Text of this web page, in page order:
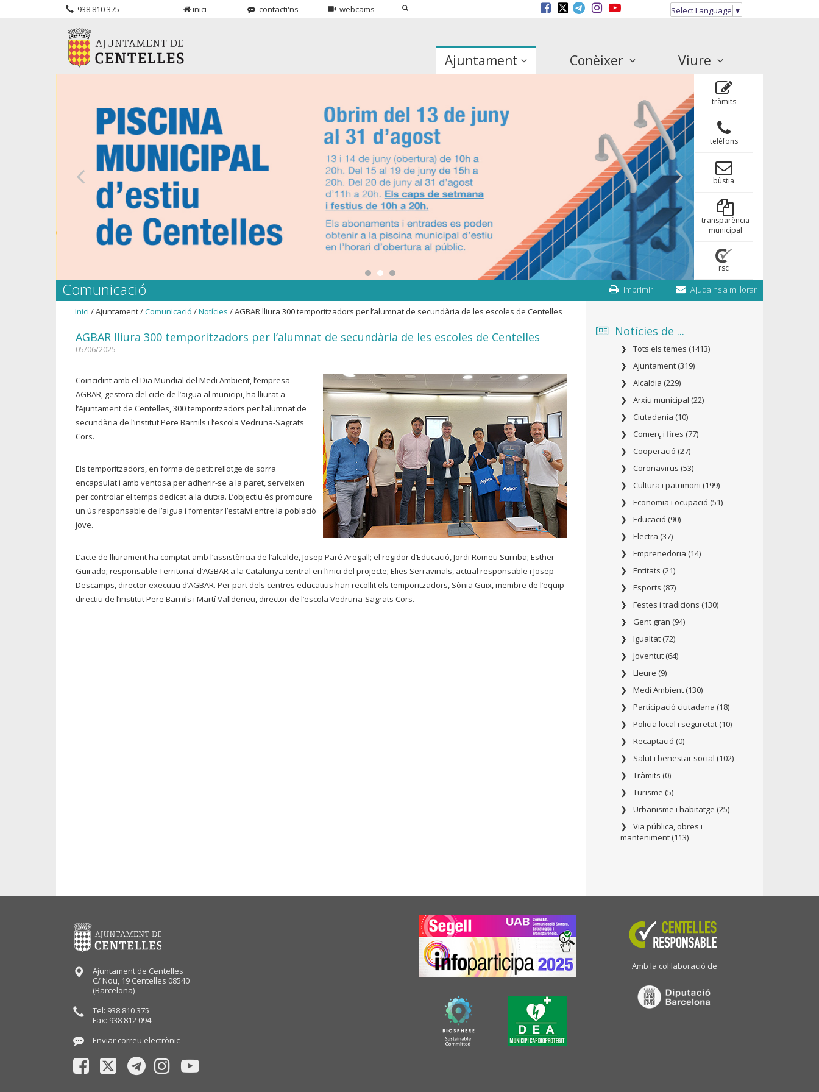
938 810 375 inici contacti'ns webcams Select Language ▼
Ajuntament Conèixer Viure
tràmits
telèfons
bùstia
transparència
municipal
rsc
Imprimir Ajuda'ns a millorar
Comunicació
Inici / Ajuntament /Comunicació /Notícies / AGBAR lliura 300 temporitzadors per l’alumnat de secundària de les escoles de Centelles
AGBAR lliura 300 temporitzadors per l’alumnat de secundària de les escoles de Centelles
05/06/2025
Coincidint amb el Dia Mundial del Medi Ambient, l’empresa
AGBAR, gestora del cicle de l’aigua al municipi, ha lliurat a
l’Ajuntament de Centelles, 300 temporitzadors per l’alumnat de
secundària de l’institut Pere Barnils i l’escola Vedruna-Sagrats
Cors.
Els temporitzadors, en forma de petit rellotge de sorra
encapsulat i amb ventosa per adherir-se a la paret, serveixen
per controlar el temps dedicat a la dutxa. L’objectiu és promoure
un ús responsable de l’aigua i fomentar l’estalvi entre la població
jove.
L’acte de lliurament ha comptat amb l’assistència de l’alcalde, Josep Paré Aregall; el regidor d’Educació, Jordi Romeu Surriba; Esther
Guirado; responsable Territorial d’AGBAR a la Catalunya central en l’inici del projecte; Elies Serraviñals, actual responsable i Josep
Descamps, director executiu d’AGBAR. Per part dels centres educatius han recollit els temporitzadors, Sònia Guix, membre de l’equip
directiu de l’institut Pere Barnils i Martí Valldeneu, director de l’escola Vedruna-Sagrats Cors.
Notícies de ...
Tots els temes (1413)
Ajuntament (319)
Alcaldia (229)
Arxiu municipal (22)
Ciutadania (10)
Comerç i fires (77)
Cooperació (27)
Coronavirus (53)
Cultura i patrimoni (199)
Economia i ocupació (51)
Educació (90)
Electra (37)
Emprenedoria (14)
Entitats (21)
Esports (87)
Festes i tradicions (130)
Gent gran (94)
Igualtat (72)
Joventut (64)
Lleure (9)
Medi Ambient (130)
Participació ciutadana (18)
Policia local i seguretat (10)
Recaptació (0)
Salut i benestar social (102)
Tràmits (0)
Turisme (5)
Urbanisme i habitatge (25)
Via pública, obres i
manteniment (113)
Ajuntament de Centelles
C/ Nou, 19 Centelles 08540
(Barcelona)
Tel: 938 810 375
Fax: 938 812 094
Enviar correu electrònic
Amb la col·laboració de